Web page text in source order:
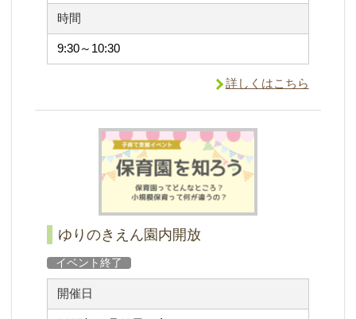
時間
9:30～10:30
詳しくはこちら
ゆりのきえん園内開放
イベント終了
開催日